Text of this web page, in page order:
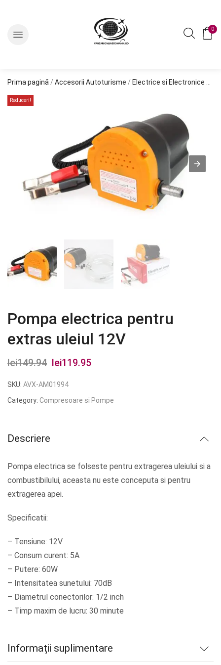
0
Prima pagină / Accesorii Autoturisme / Electrice si Electronice Auto
Reduceri!
Pompa electrica pentru
extras uleiul 12V
lei149.94
Prețul
inițial
a
lei119.95
este:
SKU: AVX-AM01994
Category: Compresoare si Pompe
Descriere
Pompa electrica se folseste pentru extragerea uleiului si a
combustibilului, aceasta nu este conceputa si pentru
extragerea apei.
Specificatii:
– Tensiune: 12V
– Consum curent: 5A
– Putere: 60W
– Intensitatea sunetului: 70dB
– Diametrul conectorilor: 1/2 inch
– Timp maxim de lucru: 30 minute
Informații suplimentare